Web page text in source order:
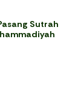
Sutrah